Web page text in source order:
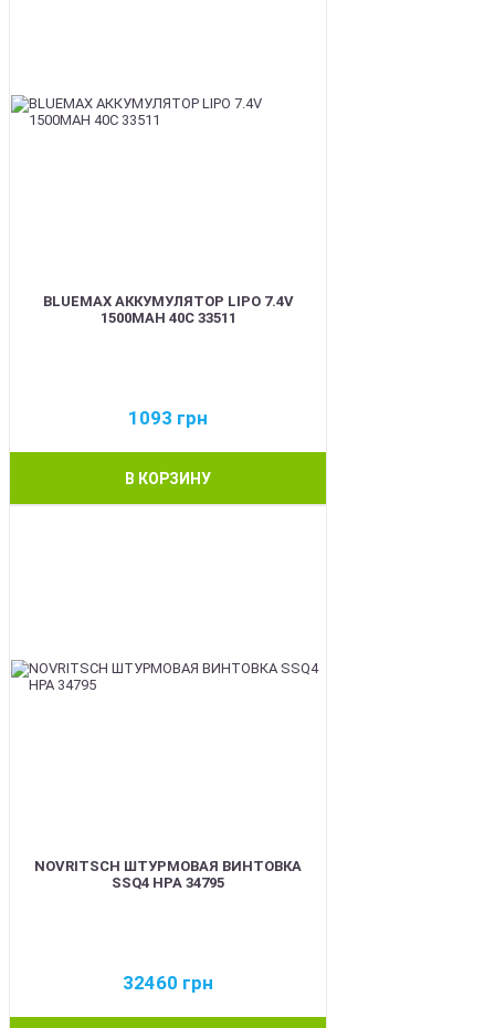
BLUEMAX АККУМУЛЯТОР LIPO 7.4V
1500MAH 40C 33511
1093 грн
В КОРЗИНУ
NOVRITSCH ШТУРМОВАЯ ВИНТОВКА
SSQ4 HPA 34795
32460 грн